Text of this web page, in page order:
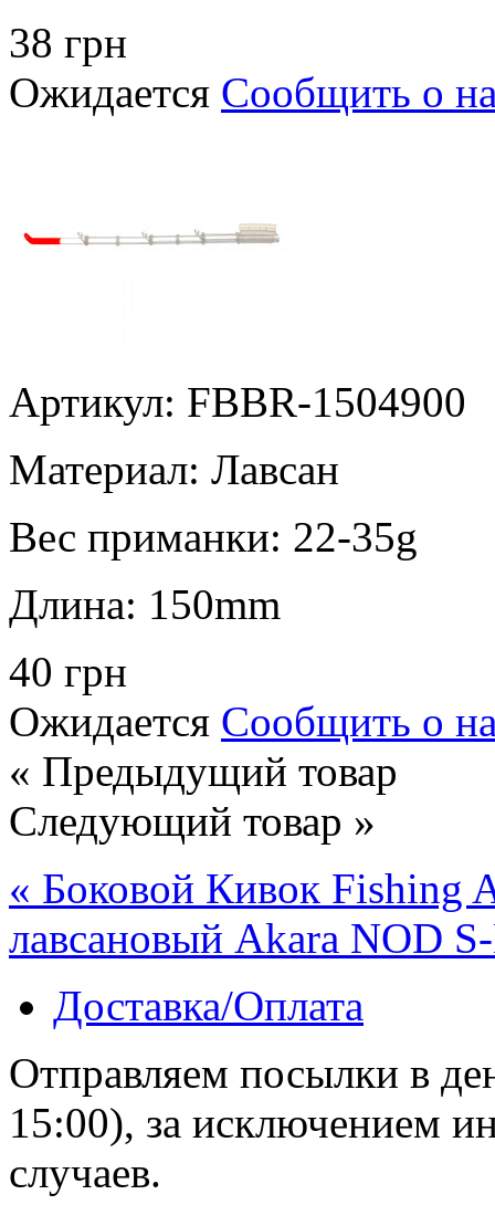
38 грн
Ожидается Сообщить о
Артикул: FBBR-1504900
Материал: Лавсан
Вес приманки: 22-35g
Длина: 150mm
40 грн
Ожидается Сообщить о
« Предыдущий товар
Следующий товар »
« Боковой Кивок Fishing
лавсановый Akara NOD
Доставка/Оплата
Отправляем посылки в
15:00), за исключением
случаев.